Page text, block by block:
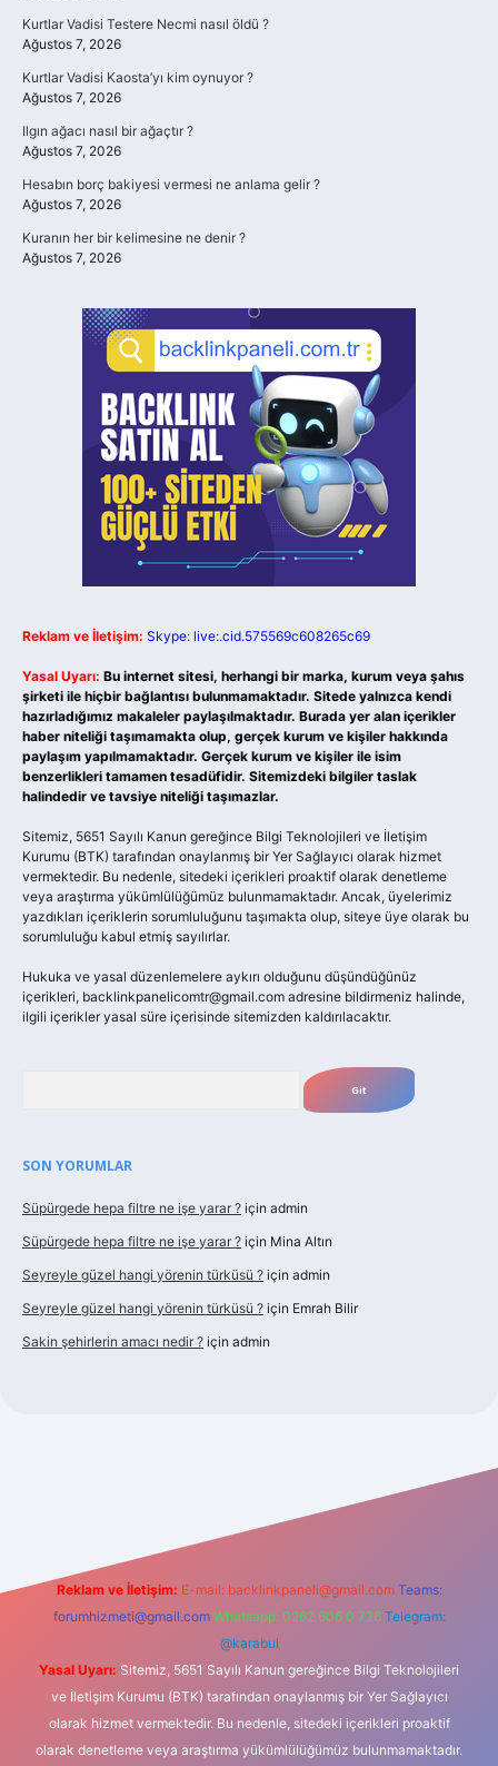
Kurtlar Vadisi Testere Necmi nasıl öldü ?
Ağustos 7, 2026
Kurtlar Vadisi Kaosta’yı kim oynuyor ?
Ağustos 7, 2026
Ilgın ağacı nasıl bir ağaçtır ?
Ağustos 7, 2026
Hesabın borç bakiyesi vermesi ne anlama gelir ?
Ağustos 7, 2026
Kuranın her bir kelimesine ne denir ?
Ağustos 7, 2026
Reklam ve İletişim: Skype: live:.cid.575569c608265c69
Yasal Uyarı: Bu internet sitesi, herhangi bir marka, kurum veya şahıs
şirketi ile hiçbir bağlantısı bulunmamaktadır. Sitede yalnızca kendi
hazırladığımız makaleler paylaşılmaktadır. Burada yer alan içerikler
haber niteliği taşımamakta olup, gerçek kurum ve kişiler hakkında
paylaşım yapılmamaktadır. Gerçek kurum ve kişiler ile isim
benzerlikleri tamamen tesadüfidir. Sitemizdeki bilgiler taslak
halindedir ve tavsiye niteliği taşımazlar.
Sitemiz, 5651 Sayılı Kanun gereğince Bilgi Teknolojileri ve İletişim
Kurumu (BTK) tarafından onaylanmış bir Yer Sağlayıcı olarak hizmet
vermektedir. Bu nedenle, sitedeki içerikleri proaktif olarak denetleme
veya araştırma yükümlülüğümüz bulunmamaktadır. Ancak, üyelerimiz
yazdıkları içeriklerin sorumluluğunu taşımakta olup, siteye üye olarak bu
sorumluluğu kabul etmiş sayılırlar.
Hukuka ve yasal düzenlemelere aykırı olduğunu düşündüğünüz
içerikleri, backlinkpanelicomtr@gmail.com adresine bildirmeniz halinde,
ilgili içerikler yasal süre içerisinde sitemizden kaldırılacaktır.
SON YORUMLAR
Süpürgede hepa filtre ne işe yarar ? için admin
Süpürgede hepa filtre ne işe yarar ? için Mina Altın
Seyreyle güzel hangi yörenin türküsü ? için admin
Seyreyle güzel hangi yörenin türküsü ? için Emrah Bilir
Sakin şehirlerin amacı nedir ? için admin
Reklam ve İletişim: E-mail: backlinkpaneli@gmail.com Teams:
forumhizmeti@gmail.com Whatsapp: 0262 606 0 726 Telegram:
@karabul
Yasal Uyarı: Sitemiz, 5651 Sayılı Kanun gereğince Bilgi Teknolojileri
ve İletişim Kurumu (BTK) tarafından onaylanmış bir Yer Sağlayıcı
olarak hizmet vermektedir. Bu nedenle, sitedeki içerikleri proaktif
olarak denetleme veya araştırma yükümlülüğümüz bulunmamaktadır.